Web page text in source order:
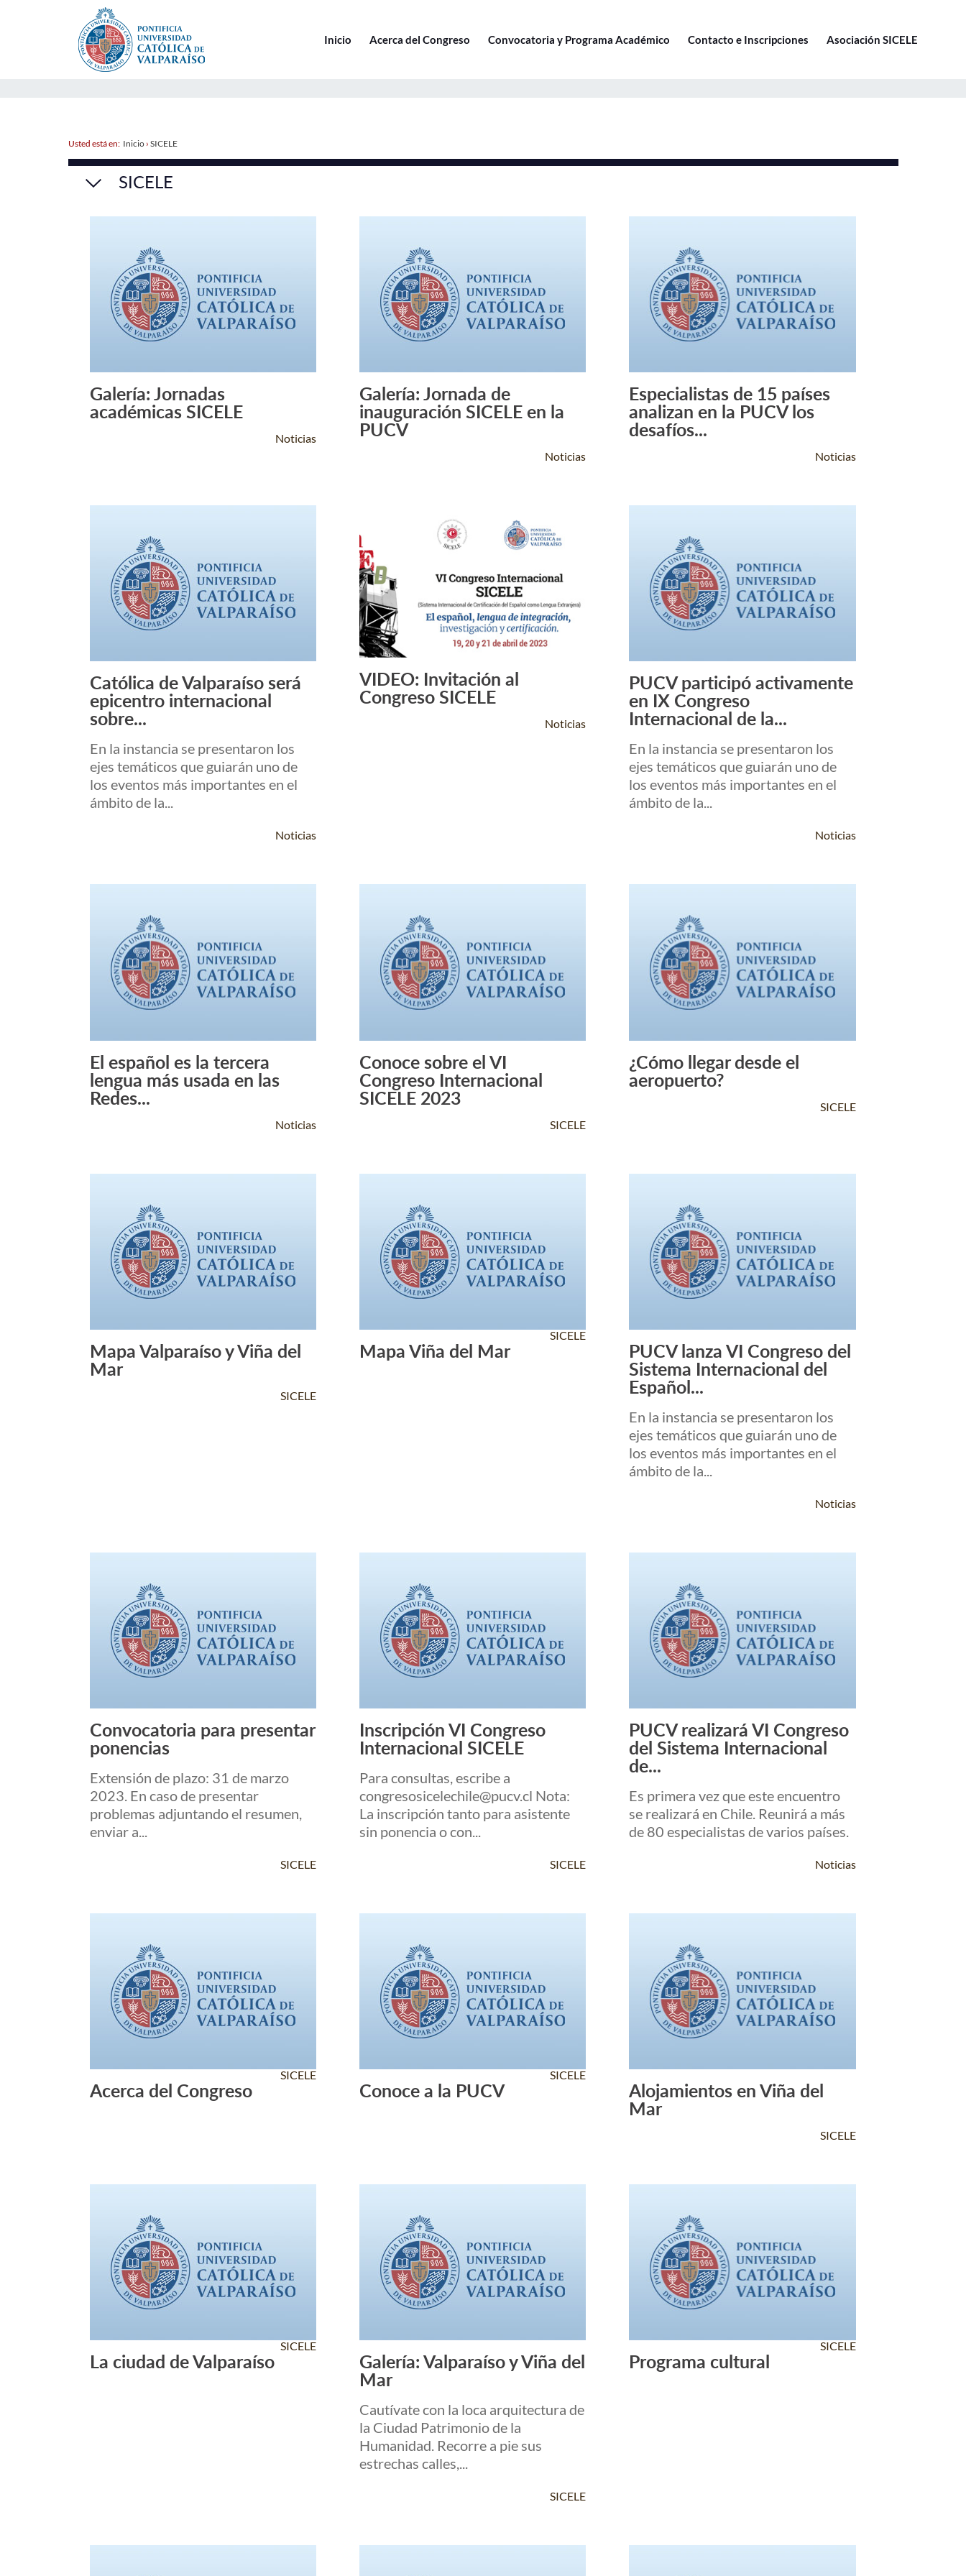
Inicio Acerca del Congreso Convocatoria y Programa Académico Contacto e Inscripciones Asociación SICELE
Usted está en: Inicio› SICELE
SICELE
Leer Más +
Galería: Jornadas
académicas SICELE
Noticias
Leer Más +
Galería: Jornada de
inauguración SICELE en la
PUCV
Noticias
Leer Más +
Especialistas de 15 países
analizan en la PUCV los
desafíos...
Noticias
Leer Más +
Católica de Valparaíso será
epicentro internacional
sobre...
En la instancia se presentaron los
ejes temáticos que guiarán uno de
los eventos más importantes en el
ámbito de la...
Noticias
Leer Más +
VIDEO: Invitación al
Congreso SICELE
Noticias
Leer Más +
PUCV participó activamente
en IX Congreso
Internacional de la...
En la instancia se presentaron los
ejes temáticos que guiarán uno de
los eventos más importantes en el
ámbito de la...
Noticias
Leer Más +
El español es la tercera
lengua más usada en las
Redes...
Noticias
Leer Más +
Conoce sobre el VI
Congreso Internacional
SICELE 2023
SICELE
Leer Más +
¿Cómo llegar desde el
aeropuerto?
SICELE
Leer Más +
Mapa Valparaíso y Viña del
Mar
SICELE
Leer Más +
Mapa Viña del Mar
SICELE
Leer Más +
PUCV lanza VI Congreso del
Sistema Internacional del
Español...
En la instancia se presentaron los
ejes temáticos que guiarán uno de
los eventos más importantes en el
ámbito de la...
Noticias
Leer Más +
Convocatoria para presentar
ponencias
Extensión de plazo: 31 de marzo
2023. En caso de presentar
problemas adjuntando el resumen,
enviar a...
SICELE
Leer Más +
Inscripción VI Congreso
Internacional SICELE
Para consultas, escribe a
congresosicelechile@pucv.cl Nota:
La inscripción tanto para asistente
sin ponencia o con...
SICELE
Leer Más +
PUCV realizará VI Congreso
del Sistema Internacional
de...
Es primera vez que este encuentro
se realizará en Chile. Reunirá a más
de 80 especialistas de varios países.
Noticias
Leer Más +
Acerca del Congreso
SICELE
Leer Más +
Conoce a la PUCV
SICELE
Leer Más +
Alojamientos en Viña del
Mar
SICELE
Leer Más +
La ciudad de Valparaíso
SICELE
Leer Más +
Galería: Valparaíso y Viña del
Mar
Cautívate con la loca arquitectura de
la Ciudad Patrimonio de la
Humanidad. Recorre a pie sus
estrechas calles,...
SICELE
Leer Más +
Programa cultural
SICELE